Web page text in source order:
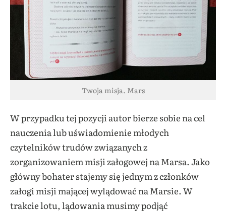
Twoja misja. Mars
W przypadku tej pozycji autor bierze sobie na cel
nauczenia lub uświadomienie młodych
czytelników trudów związanych z
zorganizowaniem misji załogowej na Marsa. Jako
główny bohater stajemy się jednym z członków
załogi misji mającej wylądować na Marsie. W
trakcie lotu, lądowania musimy podjąć